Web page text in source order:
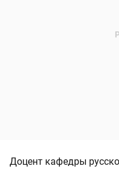
Доцент кафедры